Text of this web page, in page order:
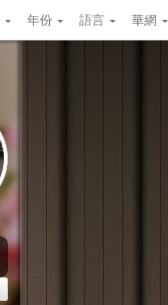
年份 語言 華網